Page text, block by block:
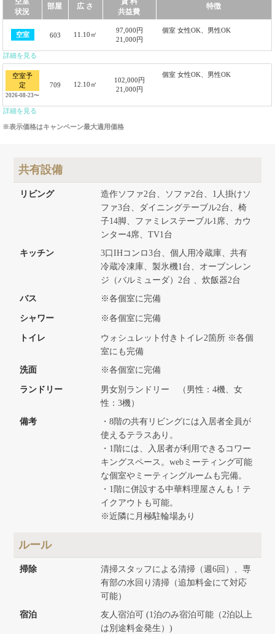
状況
部屋 広 さ
共益費
特徴
空室 603 11.10㎡
97,000円
21,000円
個室 女性OK、男性OK
詳細を見る
空室予
定
2026-08-23〜
709 12.10㎡
102,000円
21,000円
個室 女性OK、男性OK
詳細を見る
※表示価格はキャンペーン最大適用価格
共有設備
リビング
造作ソファ2台、ソファ2台、1人掛けソ
ファ3台、ダイニングテーブル2台、椅
子14脚、ファミレステーブル1席、カウ
ンター4席、TV1台
キッチン
3口IHコンロ3台、個人用冷蔵庫、共有
冷蔵冷凍庫、製氷機1台、オーブンレン
ジ（バルミューダ）2台 、炊飯器2台
バス
※各個室に完備
シャワー ※各個室に完備
トイレ
ウォシュレット付きトイレ2箇所 ※各個
室にも完備
洗面
※各個室に完備
ランドリー
男女別ランドリー （男性：4機、女
性：3機）
備考
・8階の共有リビングには入居者全員が
使えるテラスあり。
・1階には、入居者が利用できるコワー
キングスペース。webミーティング可能
な個室やミーティングルームも完備。
・1階に併設する中華料理屋さんも！テ
イクアウトも可能。
※近隣に月極駐輪場あり
ルール
掃除
清掃スタッフによる清掃（週6回）、専
有部の水回り清掃（追加料金にて対応
可能）
宿泊
友人宿泊可 (1泊のみ宿泊可能（2泊以上
は別途料金発生）)